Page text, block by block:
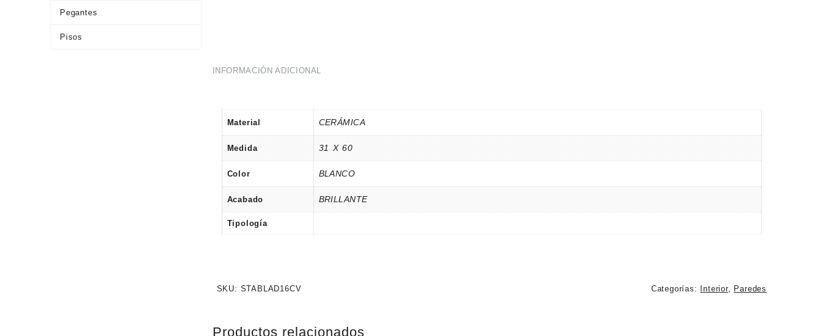
Pegantes
Pisos
INFORMACIÓN ADICIONAL
Material CERÁMICA
Medida 31 X 60
Color BLANCO
Acabado BRILLANTE
Tipología
SKU: STABLAD16CV Categorías: Interior, Paredes
Productos relacionados